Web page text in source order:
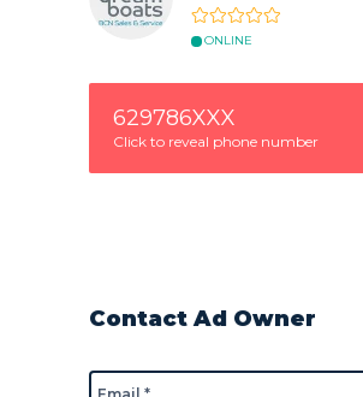
ONLINE
629786XXX
Click to reveal phone number
Contact Ad Owner